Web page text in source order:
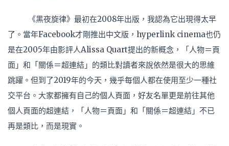
《黑夜旋律》最初在2008年出版，我認為它出現得太早
了。當年Facebook才剛推出中文版，hyperlink cinema也仍
是在2005年由影評人Alissa Quart提出的新概念，「人物＝頁
面」和「關係＝超連結」的類比對讀者來說依然是很大的思維
跳躍。但到了2019年的今天，幾乎每個人都在使用至少一種社
交平台。大家都擁有自己的個人頁面，好友名單更是前往其他
個人頁面的超連結，「人物＝頁面」和「關係＝超連結」不已
再是類比，而是現實。